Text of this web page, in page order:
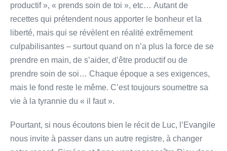
productif », « prends soin de toi », etc… Autant de
recettes qui prétendent nous apporter le bonheur et la
liberté, mais qui se révèlent en réalité extrêmement
culpabilisantes – surtout quand on n’a plus la force de se
prendre en main, de s’aider, d’être productif ou de
prendre soin de soi… Chaque époque a ses exigences,
mais le fond reste le même. C’est toujours soumettre sa
vie à la tyrannie du « il faut ».
Pourtant, si nous écoutons bien le récit de Luc, l’Evangile
nous invite à passer dans un autre registre, à changer